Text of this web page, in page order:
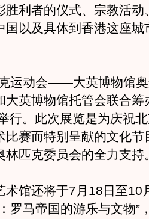
胜利者的仪式、宗教活动
国以及具体到香港这座城
动会——大英博物馆奥
大英博物馆托管会联合筹
行。此次展览是为庆祝
比赛而特别呈献的文化节
林匹克委员会的全力支持
馆还将于7月18日至10
罗马帝国的游乐与文物”